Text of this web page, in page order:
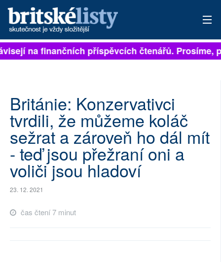
PŘIHLÁSIT
ARCHIV
ROZHOVORY
TÉMATA
NEJČTENĚJŠÍ ZA 7 DNÍ
AUTOŘI
PŘÍSPĚVKY NA PROVOZ
na finančních příspěvcích čtenářů. Prosíme,
Británie: Konzervativci
tvrdili, že můžeme koláč
sežrat a zároveň ho dál mít
- teď jsou přežraní oni a
voliči jsou hladoví
23. 12. 2021
čas čtení 7 minut